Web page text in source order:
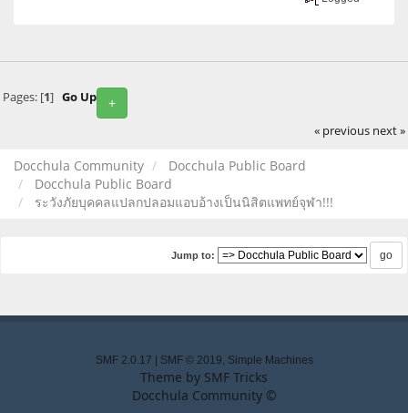
+
Pages: [1] Go Up
« previous next »
Docchula Community
Docchula Public Board
Docchula Public Board
ระวังภัยบุคคลแปลกปลอมแอบอ้างเป็นนิสิตแพทย์จุฬา!!!
Jump to:
SMF 2.0.17 SMF © 2019, Simple Machines
Theme by SMF Tricks
Docchula Community ©